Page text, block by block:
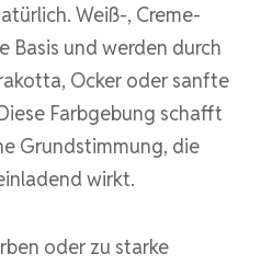
Weiß-, Creme-
Basis und werden durch
Ocker oder sanfte
Farbgebung schafft
Grundstimmung, die
wirkt.
oder zu starke